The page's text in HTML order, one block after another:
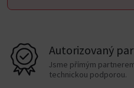
Autorizovaný
Jsme přímým
technickou podporou.